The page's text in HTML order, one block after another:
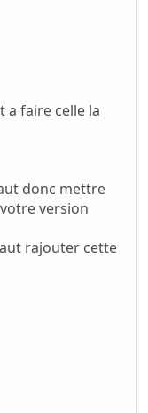
a faire celle la
donc mettre
version
rajouter cette